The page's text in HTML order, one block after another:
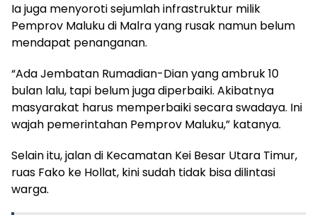
Ia juga menyoroti sejumlah infrastruktur milik
Pemprov Maluku di Malra yang rusak namun belum
mendapat penanganan.
“Ada Jembatan Rumadian-Dian yang ambruk 10
bulan lalu, tapi belum juga diperbaiki. Akibatnya
masyarakat harus memperbaiki secara swadaya. Ini
wajah pemerintahan Pemprov Maluku,” katanya.
Selain itu, jalan di Kecamatan Kei Besar Utara Timur,
ruas Fako ke Hollat, kini sudah tidak bisa dilintasi
warga.